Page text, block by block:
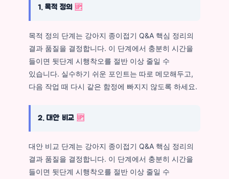
1. 목적 정의 🆙
목적 정의 단계는 강아지 종이접기 Q&A 핵심 정리의
결과 품질을 결정합니다. 이 단계에서 충분히 시간을
들이면 뒷단계 시행착오를 절반 이상 줄일 수
있습니다. 실수하기 쉬운 포인트는 따로 메모해두고,
다음 작업 때 다시 같은 함정에 빠지지 않도록 하세요.
2. 대안 비교 🆙
대안 비교 단계는 강아지 종이접기 Q&A 핵심 정리의
결과 품질을 결정합니다. 이 단계에서 충분히 시간을
들이면 뒷단계 시행착오를 절반 이상 줄일 수